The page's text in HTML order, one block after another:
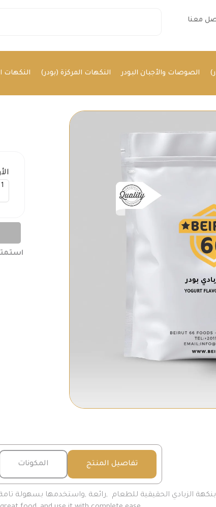
معنا
الصوصات والأجبان البودر النكهات المركزة (بودر) النكهات
1 كيلو جرام
تفاصيل المنتج المكونات
الزبادي الحقيقية للطعام ,رائعة ,واستخدمها بسهولة